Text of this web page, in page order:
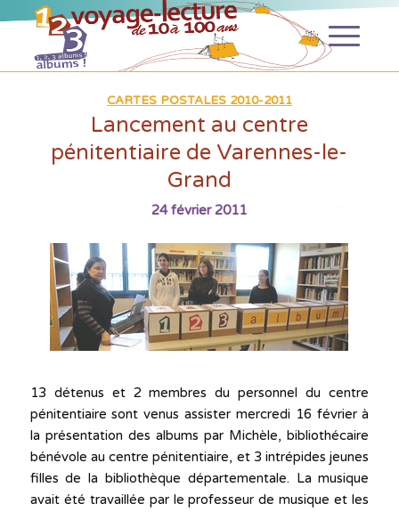
CARTES POSTALES 2010-2011
Lancement au centre
pénitentiaire de Varennes-le-
Grand
24 février 2011
13 détenus et 2 membres du personnel du centre
pénitentiaire sont venus assister mercredi 16 février à
la présentation des albums par Michèle, bibliothécaire
bénévole au centre pénitentiaire, et 3 intrépides jeunes
filles de la bibliothèque départementale. La musique
avait été travaillée par le professeur de musique et les